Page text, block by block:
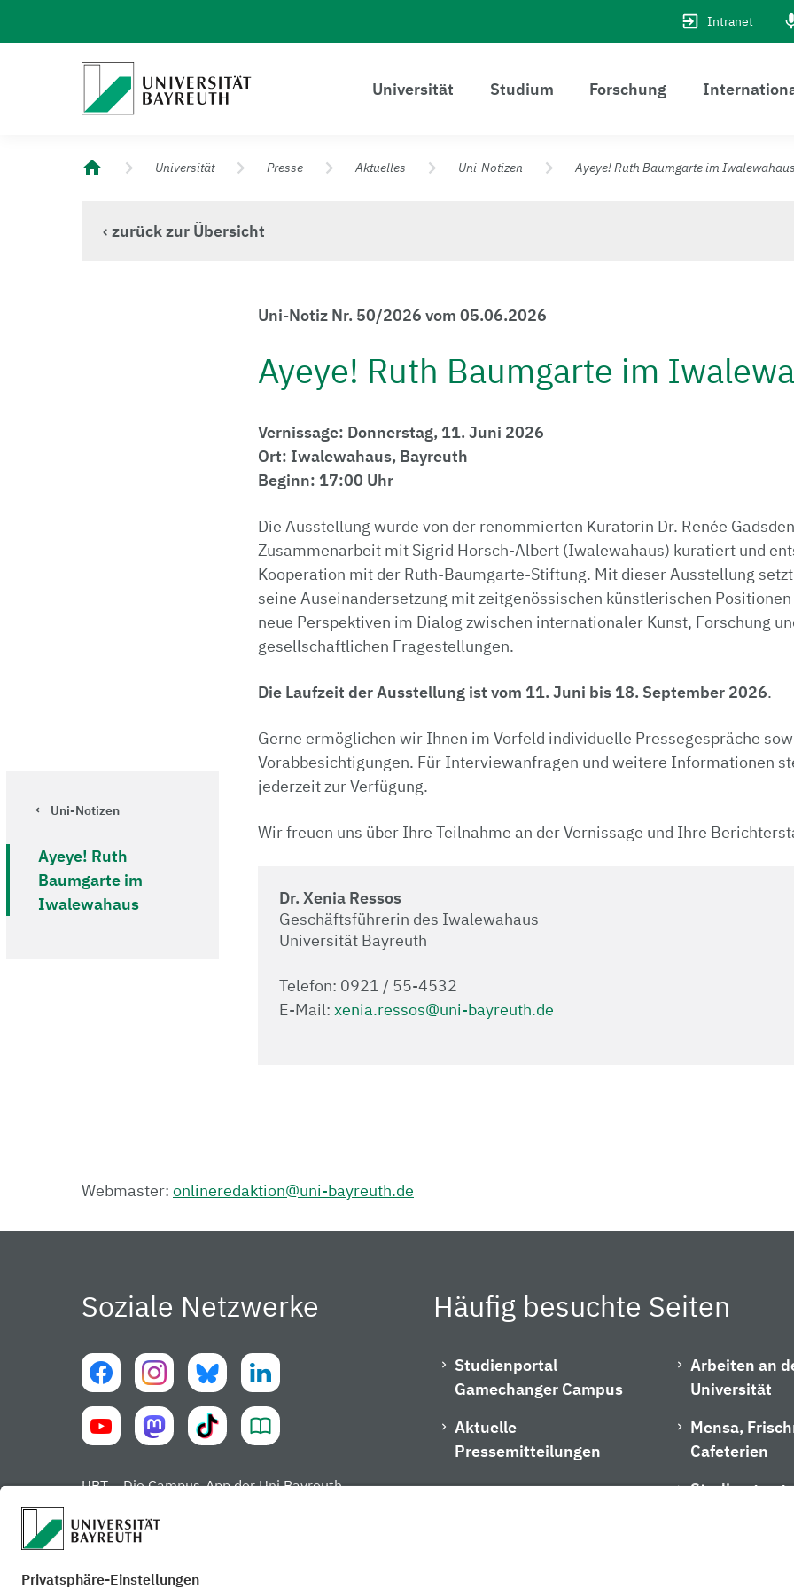
Intranet
Logo Universität Bayreuth
Universität Studium Forschung
Universität Bayreuth – Deine Top-Campus-Uni
Universität Presse Aktuelles Uni-Notizen Ayeye! Ruth Baumgarte im Iwalewahaus
‹ zurück zur Übersicht
Uni-Notizen
Ayeye! Ruth
Baumgarte im
Iwalewahaus
Uni-Notiz Nr. 50/2026 vom 05.06.2026
Ayeye! Ruth Baumgarte im
Vernissage: Donnerstag, 11. Juni 2026
Ort: Iwalewahaus, Bayreuth
Beginn: 17:00 Uhr
Die Ausstellung wurde von der renommierten Kuratorin Dr. Renée
Zusammenarbeit mit Sigrid Horsch-Albert (Iwalewahaus) kuratiert und
Kooperation mit der Ruth-Baumgarte-Stiftung. Mit dieser Ausstellung
seine Auseinandersetzung mit zeitgenössischen künstlerischen
neue Perspektiven im Dialog zwischen internationaler Kunst, Forschung
gesellschaftlichen Fragestellungen.
Die Laufzeit der Ausstellung ist vom 11. Juni bis 18. September 2026.
Gerne ermöglichen wir Ihnen im Vorfeld individuelle Pressegespräche
Vorabbesichtigungen. Für Interviewanfragen und weitere Informationen
jederzeit zur Verfügung.
Wir freuen uns über Ihre Teilnahme an der Vernissage und Ihre
Dr. Xenia Ressos
Geschäftsführerin des Iwalewahaus
Universität Bayreuth
Telefon: 0921 / 55-4532
E-Mail: xenia.ressos@uni-bayreuth.de
Webmaster: onlineredaktion@uni-bayreuth.de
Soziale Netzwerke
UBT – Die Campus-App der Uni Bayreuth
Häufig besuchte Seiten
Studienportal
Gamechanger Campus
Aktuelle
Pressemitteilungen
Arbeiten an
Universität
Mensa,
Cafeterien